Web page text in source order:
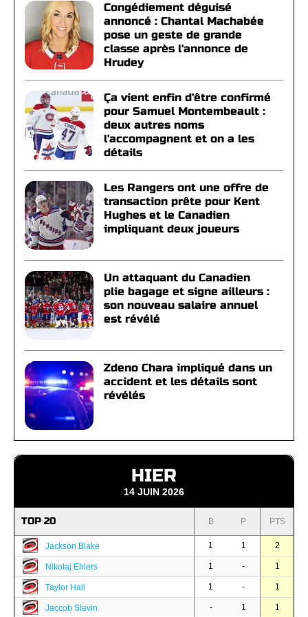
Congédiement déguisé
annoncé : Chantal Machabée
pose un geste de grande
classe après l'annonce de
Hrudey
Ça vient enfin d'être confirmé
pour Samuel Montembeault :
deux autres noms
l'accompagnent et on a les
détails
Les Rangers ont une offre de
transaction prête pour Kent
Hughes et le Canadien
impliquant deux joueurs
Un attaquant du Canadien
plie bagage et signe ailleurs :
son nouveau salaire annuel
est révélé
Zdeno Chara impliqué dans un
accident et les détails sont
révélés
HIER
14 JUIN 2026
TOP 20 B P PTS
Jackson Blake 1 1 2
Nikolaj Ehlers 1 - 1
Taylor Hall 1 - 1
Jaccob Slavin - 1 1